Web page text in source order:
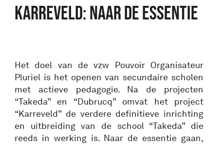
KARREVELD: NAAR DE ESSENTIE
Het doel van de vzw Pouvoir Organisateur
Pluriel is het openen van secundaire scholen
met actieve pedagogie. Na de projecten
“Takeda” en “Dubrucq” omvat het project
“Karreveld” de verdere definitieve inrichting
en uitbreiding van de school “Takeda” die
reeds in werking is. Naar de essentie gaan,